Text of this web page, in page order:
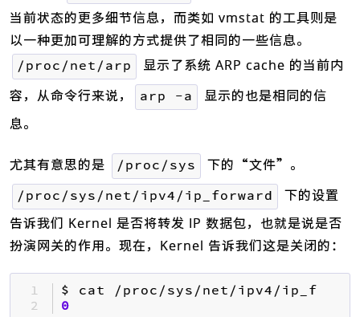
当前状态的更多细节信息，而类如 vmstat 的工具则是
以一种更加可理解的方式提供了相同的一些信息。
/proc/net/arp
显示了系统 ARP cache 的当前内
容，从命令行来说，
arp -a
显示的也是相同的信
息。
尤其有意思的是 /proc/sys 下的“文件”。
/proc/sys/net/ipv4/ip_forward
下的设置
告诉我们 Kernel 是否将转发 IP 数据包，也就是说是否
扮演网关的作用。现在，Kernel 告诉我们这是关闭的：
1
2
0